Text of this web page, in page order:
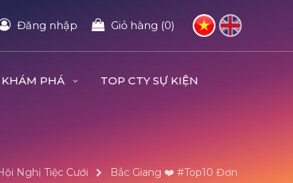
Đăng nhập Giỏ hàng (0)
KHÁM PHÁ
TOP CTY SỰ KIỆN
Nghị Tiệc Cưới
Bắc Giang ❤️️ #top10 Đơn